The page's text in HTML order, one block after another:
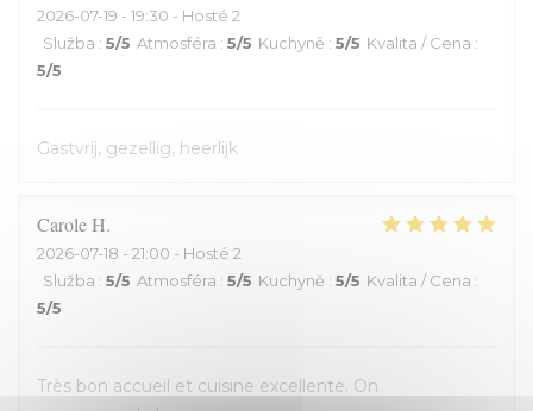
2026-07-19 - 19:30 - Hosté 2
Služba : 5/5 Atmosféra : 5/5 Kuchyně : 5/5 Kvalita / Cena :
5/5
Gastvrij, gezellig, heerlijk
CaroleH
2026-07-18 - 21:00 - Hosté 2
Služba : 5/5 Atmosféra : 5/5 Kuchyně : 5/5 Kvalita / Cena :
5/5
Très bon accueil et cuisine excellente. On